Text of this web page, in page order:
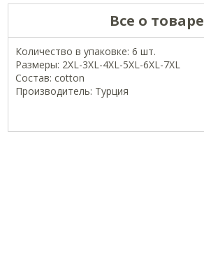
Все о товаре
Количество в упаковке: 6 шт.
Размеры: 2XL-3XL-4XL-5XL-6XL-7XL
Состав: cotton
Производитель: Турция